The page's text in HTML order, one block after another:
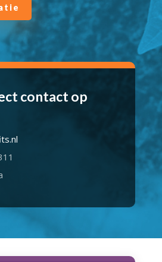
contact op